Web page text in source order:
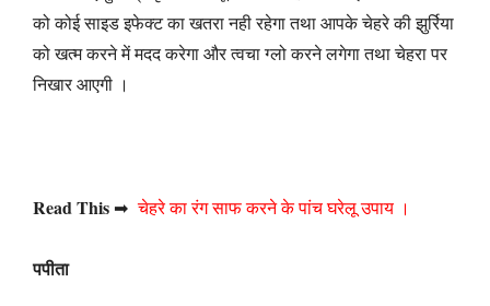
को कोई साइड इफेक्ट का खतरा नही रहेगा तथा आपके चेहरे की झुर्रिया
को खत्म करने में मदद करेगा और त्वचा ग्लो करने लगेगा तथा चेहरा पर
निखार आएगी ।
Read This ➡ चेहरे का रंग साफ करने के पांच घरेलू उपाय ।
पपीता